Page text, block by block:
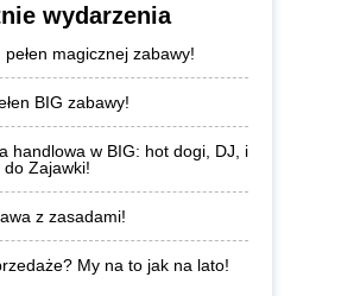
wydarzenia
pełen magicznej zabawy!
BIG zabawy!
handlowa w BIG: hot dogi, DJ, i
Zajawki!
z zasadami!
My na to jak na lato!